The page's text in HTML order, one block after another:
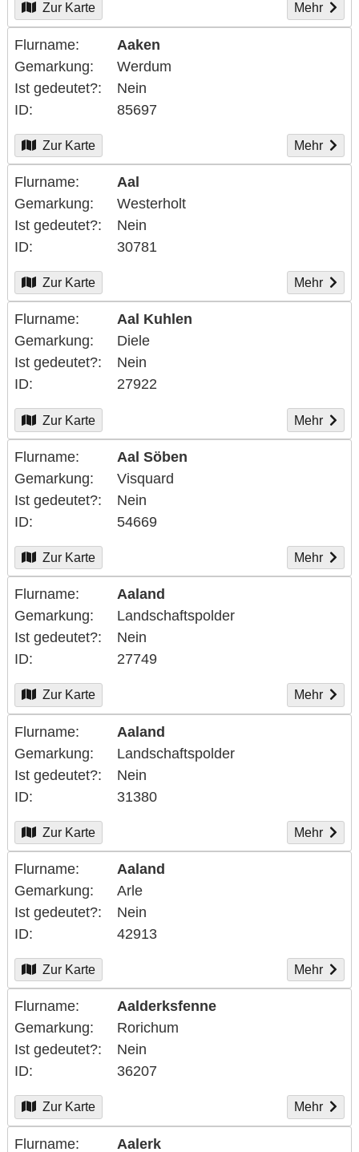
Zur Karte Mehr
Flurname
Aaken
Gemarkung
Werdum
Ist gedeutet?
Nein
ID
85697
Zur Karte Mehr
Flurname
Aal
Gemarkung
Westerholt
Ist gedeutet?
Nein
ID
30781
Zur Karte Mehr
Flurname
Aal Kuhlen
Gemarkung
Diele
Ist gedeutet?
Nein
ID
27922
Zur Karte Mehr
Flurname
Aal Söben
Gemarkung
Visquard
Ist gedeutet?
Nein
ID
54669
Zur Karte Mehr
Flurname
Aaland
Gemarkung
Landschaftspolder
Ist gedeutet?
Nein
ID
27749
Zur Karte Mehr
Flurname
Aaland
Gemarkung
Landschaftspolder
Ist gedeutet?
Nein
ID
31380
Zur Karte Mehr
Flurname
Aaland
Gemarkung
Arle
Ist gedeutet?
Nein
ID
42913
Zur Karte Mehr
Flurname
Aalderksfenne
Gemarkung
Rorichum
Ist gedeutet?
Nein
ID
36207
Zur Karte Mehr
Flurname Aalerk